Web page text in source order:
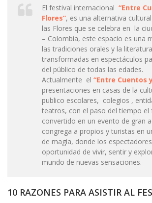
El festival internacional “Entre
Flores”, es una alternativa
las Flores que se celebra en la
– Colombia, este espacio es una
las tradiciones orales y la
transformadas en espectáculos
del público de todas las edades.
Actualmente el “Entre Cuentos
presentaciones en casas de la
publico escolares, colegios ,
teatros, con el paso del tiempo el
convertido en un evento de gran
congrega a propios y turistas en
de magia, donde los
oportunidad de vivir, sentir y
mundo de nuevas sensaciones.
10 RAZONES PARA ASISTIR AL